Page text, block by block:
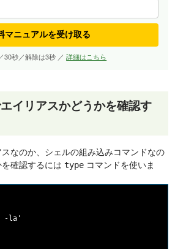
マニュアルを受け取る
30秒／解除は3秒 ／詳細はこちら
イリアスかどうかを確認す
なのか、シェルの組み込みコマンドなの
確認するにはtype コマンドを使いま
-la'